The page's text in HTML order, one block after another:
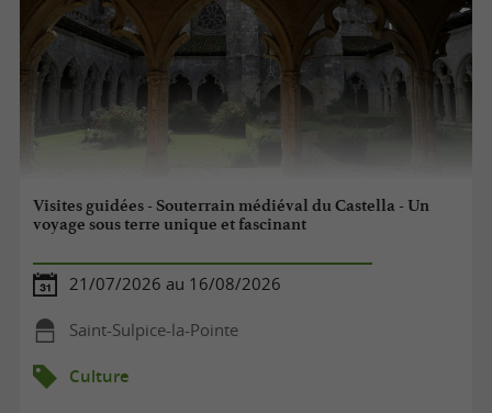
Visites guidées - Souterrain médiéval du Castella - Un
voyage sous terre unique et fascinant
21/07/2026 au 16/08/2026
Saint-Sulpice-la-Pointe
Culture